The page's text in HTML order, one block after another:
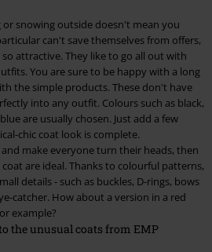
or snowing outside doesn't mean you
can't save themselves from offers,
attractive. They like to go all out with
You are sure to be happy with a long
the simple products. These don't have
into any outfit. Colours such as black,
are usually chosen. Just add a few
chic coat look is complete.
make everyone turn their heads, then
are ideal. Thanks to colourful patterns,
details - such as buckles, D-rings, bows
catcher. How about a version in a red
example?
the unusual coats from EMP